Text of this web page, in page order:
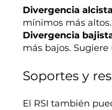
Divergencia
mínimos más
Divergencia
más bajos.
Soportes y
El RSI también